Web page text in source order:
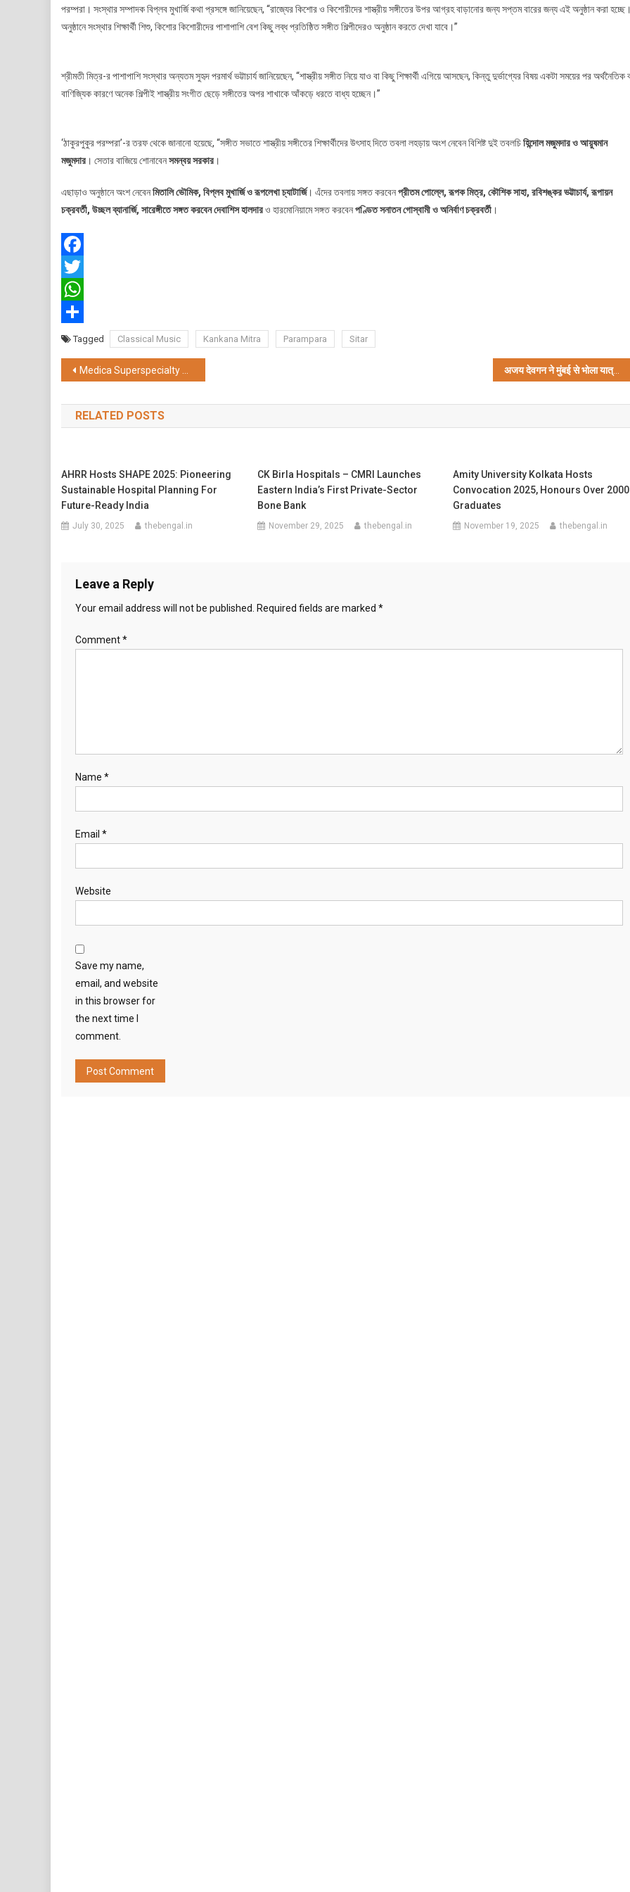
পরম্পরা। সংস্থার সম্পাদক বিপ্লব মুখার্জি কথা প্রসঙ্গে জানিয়েছেন, “রাজ্যের কিশোর ও কিশোরীদের শাস্ত্রীয় সঙ্গীতের উপর আগ্রহ বাড়ানোর জন্য সপ্তম বারের জন্য এই অনুষ্ঠান করা
অনুষ্ঠানে সংস্থার শিক্ষার্থী শিশু, কিশোর কিশোরীদের পাশাপাশি বেশ কিছু লব্ধ প্রতিষ্ঠিত সঙ্গীত শিল্পীদেরও অনুষ্ঠান করতে দেখা যাবে।”
শ্রীমতী মিত্র-র পাশাপাশি সংস্থার অন্যতম সুহৃদ পরমার্থ ভট্টাচার্য জানিয়েছেন, “শাস্ত্রীয় সঙ্গীত নিয়ে যাও বা কিছু শিক্ষার্থী এগিয়ে আসছেন, কিন্তু দুর্ভাগ্যের বিষয় একটা সময়ের পর অর্থনৈতিক
বাণিজ্যিক কারণে অনেক শিল্পীই শাস্ত্রীয় সংগীত ছেড়ে সঙ্গীতের অপর শাখাকে আঁকড়ে ধরতে বাধ্য হচ্ছেন।”
‘ঠাকুরপুকুর পরম্পরা’-র তরফ থেকে জানানো হয়েছে, “সঙ্গীত সভাতে শাস্ত্রীয় সঙ্গীতের শিক্ষার্থীদের উৎসাহ দিতে তবলা লহড়ায় অংশ নেবেন বিশিষ্ট দুই তবলচিহিন্দোল মজুমদার ও আয়ুষমান
মজুমদার । সেতার বাজিয়ে শোনাবেনসমন্বয় সরকার ।
এছাড়াও অনুষ্ঠানে অংশ নেবেনমিতালি ভৌমিক, বিপ্লব মুখার্জি ও রূপলেখা চ্যাটার্জি। এঁদের তবলায় সঙ্গত করবেনপ্রীতম পোল্লে, রূপক মিত্র, কৌশিক সাহা, রবিশঙ্কর ভট্টাচার্য, রূপায়ন
চক্রবর্তী, উচ্ছল ব্যানার্জি, সারেঙ্গীতে সঙ্গত করবেন দেবাশিস হালদারও হারমোনিয়ামে সঙ্গত করবেনপণ্ডিত সনাতন গোস্বামী ও অনির্বাণ চক্রবর্তী ।
Facebook
Twitter
WhatsApp
ShareTagged Classical Music Kankana Mitra Parampara Sitar
Post
navigation
Medica Superspecialty Hospital ने शुरू किया TAVR प्रक्रिया से इलाज अजय देवगन ने मुंबई से भोला यात्रा को हरी झंडी दिखाकर रवाना किया
RELATED POSTS
AHRR Hosts SHAPE 2025: Pioneering
Sustainable Hospital Planning For
Future-Ready India
July 30, 2025 thebengal.in
CK Birla Hospitals – CMRI Launches
Eastern India’s First Private-Sector
Bone Bank
November 29, 2025 thebengal.in
Amity University Kolkata Hosts
Convocation 2025, Honours Over 2000
Graduates
November 19, 2025 thebengal.in
Leave a Reply
Your email address will not be published. Required fields are marked *
Comment*
Name *
Email *
Website
Save my name,
email, and website
in this browser for
the next time I
comment.